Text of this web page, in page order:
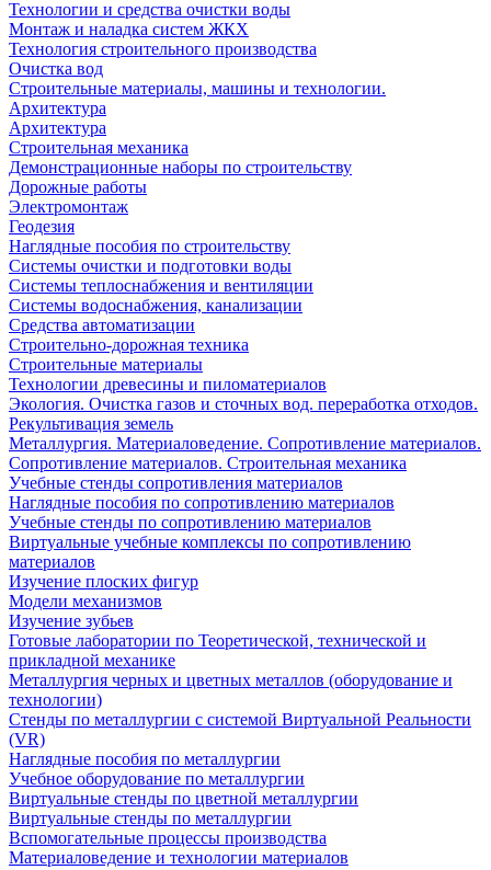
Технологии и средства очистки воды
Монтаж и наладка систем ЖКХ
Технология строительного производства
Очистка вод
Строительные материалы, машины и технологии.
Архитектура
Архитектура
Cтроительная механика
Демонстрационные наборы по строительству
Дорожные работы
Электромонтаж
Геодезия
Наглядные пособия по строительству
Системы очистки и подготовки воды
Системы теплоснабжения и вентиляции
Системы водоснабжения, канализации
Средства автоматизации
Строительно-дорожная техника
Строительные материалы
Технологии древесины и пиломатериалов
Экология. Очистка газов и сточных вод. переработка отходов.
Рекультивация земель
Металлургия. Материаловедение. Сопротивление материалов.
Сопротивление материалов. Строительная механика
Учебные стенды сопротивления материалов
Наглядные пособия по сопротивлению материалов
Учебные стенды по сопротивлению материалов
Виртуальные учебные комплексы по сопротивлению
материалов
Изучение плоских фигур
Модели механизмов
Изучение зубьев
Готовые лаборатории по Теоретической, технической и
прикладной механике
Металлургия черных и цветных металлов (оборудование и
технологии)
Cтенды по металлургии с системой Виртуальной Реальности
(VR)
Наглядные пособия по металлургии
Учебное оборудование по металлургии
Виртуальные стенды по цветной металлургии
Виртуальные стенды по металлургии
Вспомогательные процессы производства
Материаловедение и технологии материалов